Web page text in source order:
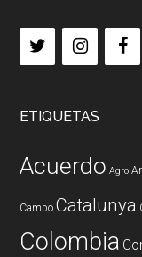
ETIQUETAS
Acuerdo Agro
Campo Catalunya
Colombia